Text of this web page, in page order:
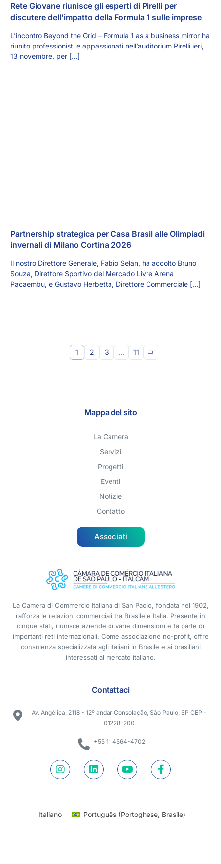
Rete Giovane riunisce gli esperti di Pirelli per
discutere dell’impatto della Formula 1 sulle imprese
L’incontro Beyond the Grid – Formula 1 as a business mirror ha
riunito professionisti e appassionati nell’auditorium Pirelli ieri,
13 novembre, per […]
Partnership strategica per Casa Brasil alle Olimpiadi
invernali di Milano Cortina 2026
Il nostro Direttore Generale, Fabio Selan, ha accolto Bruno
Souza, Direttore Sportivo del Mercado Livre Arena
Pacaembu, e Gustavo Herbetta, Direttore Commerciale […]
1 2 3 … 11
Mappa del sito
La Camera
Servizi
Progetti
Eventi
Notizie
Contatto
Associati
La Camera di Commercio Italiana di San Paolo, fondata nel 1902,
rafforza le relazioni commerciali tra Brasile e Italia. Presente in
cinque stati, riunisce aziende di varie dimensioni e fa parte di
importanti reti internazionali. Come associazione no-profit, offre
consulenza specializzata agli italiani in Brasile e ai brasiliani
interessati al mercato italiano.
Contattaci
Av. Angélica, 2118 - 12º andar Consolação, São Paulo, SP CEP -
01228-200
+55 11 4564-4702
Italiano Português(Portoghese, Brasile)